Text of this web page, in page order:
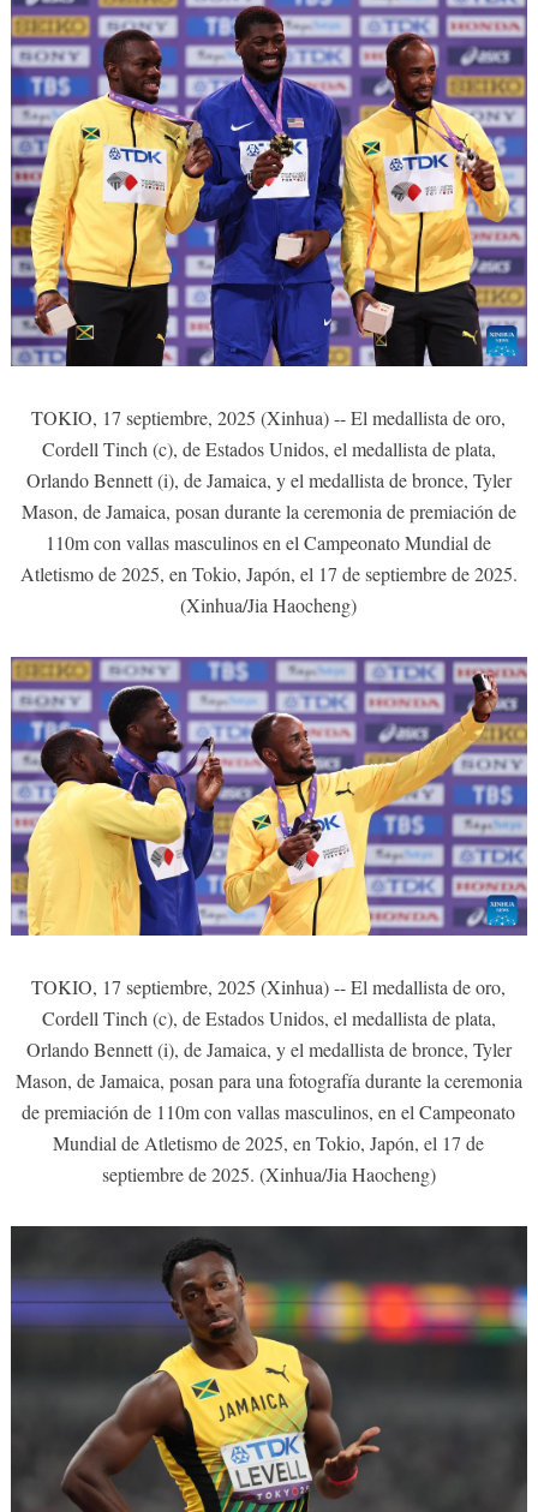
TOKIO, 17 septiembre, 2025 (Xinhua) -- El medallista de oro,
Cordell Tinch (c), de Estados Unidos, el medallista de plata,
Orlando Bennett (i), de Jamaica, y el medallista de bronce, Tyler
Mason, de Jamaica, posan durante la ceremonia de premiación de
110m con vallas masculinos en el Campeonato Mundial de
Atletismo de 2025, en Tokio, Japón, el 17 de septiembre de 2025.
(Xinhua/Jia Haocheng)
TOKIO, 17 septiembre, 2025 (Xinhua) -- El medallista de oro,
Cordell Tinch (c), de Estados Unidos, el medallista de plata,
Orlando Bennett (i), de Jamaica, y el medallista de bronce, Tyler
Mason, de Jamaica, posan para una fotografía durante la ceremonia
de premiación de 110m con vallas masculinos, en el Campeonato
Mundial de Atletismo de 2025, en Tokio, Japón, el 17 de
septiembre de 2025. (Xinhua/Jia Haocheng)